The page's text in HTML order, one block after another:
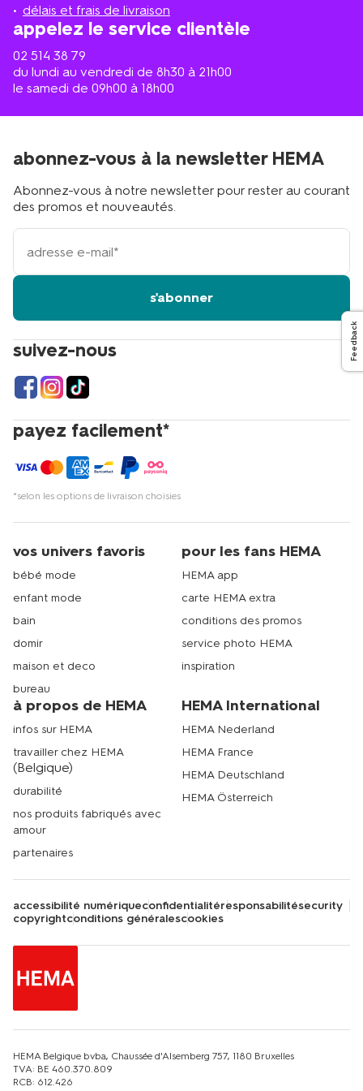
délais et frais de livraison
appelez le service clientèle
02 514 38 79
du lundi au vendredi de 8h30 à 21h00
le samedi de 09h00 à 18h00
proche
suivez-nous
payez facilement*
*selon les options de livraison choisies
abonnez-vous à la newsletter HEMA
Abonnez-vous à notre newsletter pour rester au courant
des promos et nouveautés.
votre
adresse
s'abonner
vos univers favoris
bébé mode
enfant mode
bain
domir
maison et deco
bureau
pour les fans HEMA
HEMA app
carte HEMA extra
conditions des promos
service photo HEMA
inspiration
à propos de HEMA
infos sur HEMA
travailler chez HEMA
(Belgique)
durabilité
nos produits fabriqués avec
amour
partenaires
HEMA International
HEMA Nederland
HEMA France
HEMA Deutschland
HEMA Österreich
accessibilité numériqueconfidentialitéresponsabilitésecurity
copyrightconditions généralescookies
HEMA Belgique bvba, Chaussée d'Alsemberg 757, 1180 Bruxelles
TVA: BE 460.370.809
RCB: 612.426
Feedback